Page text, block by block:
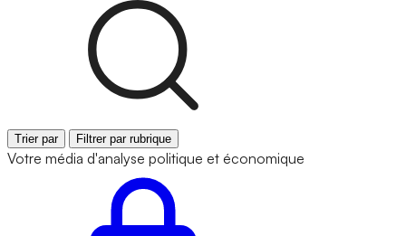
Trier par Filtrer par rubrique
Votre média d'analyse politique et économique